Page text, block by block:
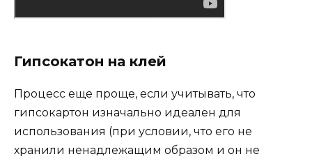
Гипсокатон на клей
Процесс еще проще, если учитывать, что
гипсокартон изначально идеален для
использования (при условии, что его не
хранили ненадлежащим образом и он не